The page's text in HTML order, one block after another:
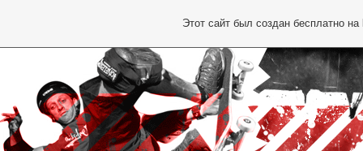
Этот сайт был создан бесплатно на